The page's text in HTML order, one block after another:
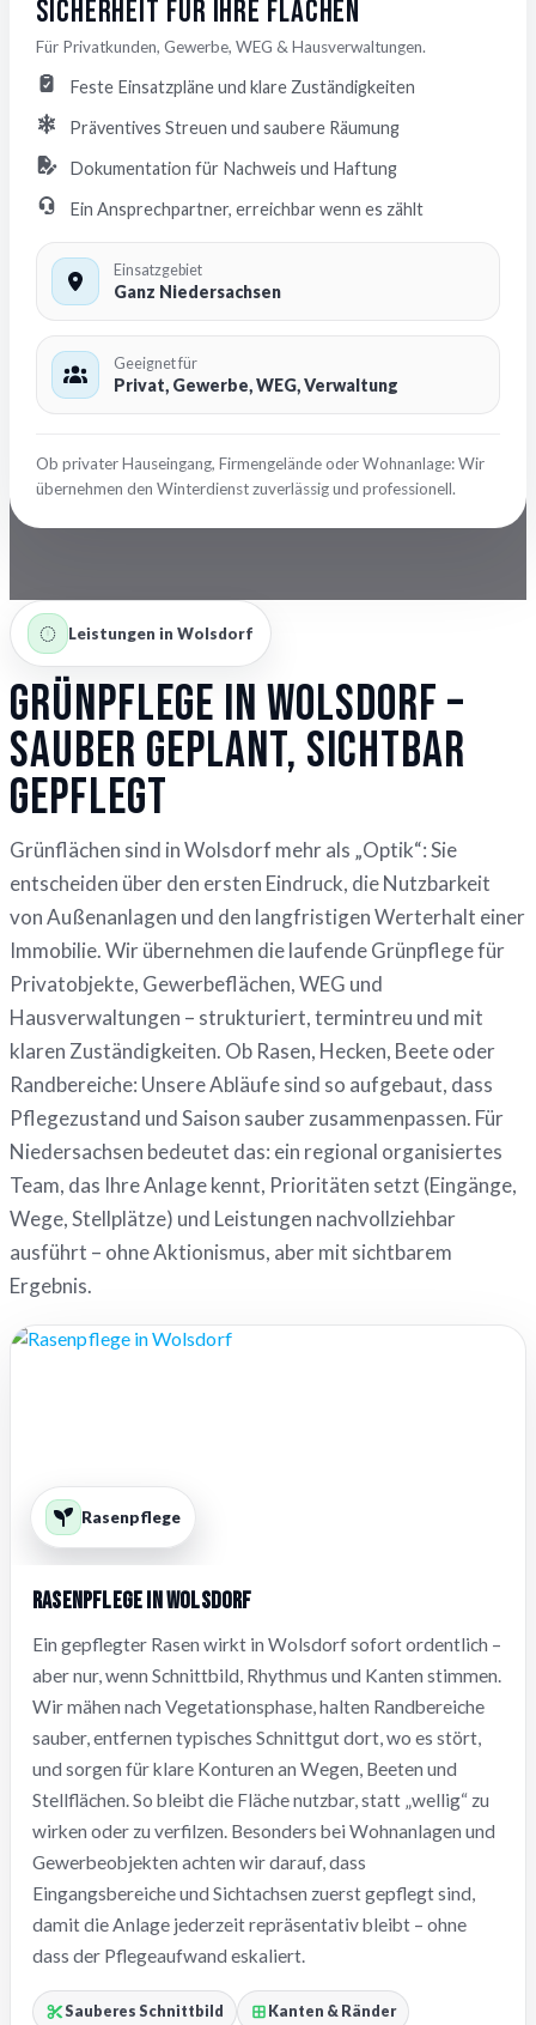
Sicherheit für Ihre Flächen
Für Privatkunden, Gewerbe, WEG & Hausverwaltungen.
Feste Einsatzpläne und klare Zuständigkeiten
Präventives Streuen und saubere Räumung
Dokumentation für Nachweis und Haftung
Ein Ansprechpartner, erreichbar wenn es zählt
Einsatzgebiet
Ganz Niedersachsen
Geeignet für
Privat, Gewerbe, WEG, Verwaltung
Ob privater Hauseingang, Firmengelände oder Wohnanlage: Wir
übernehmen den Winterdienst zuverlässig und professionell.
Leistungen in Wolsdorf
Grünpflege in Wolsdorf –
sauber geplant, sichtbar
gepflegt
Grünflächen sind in Wolsdorf mehr als „Optik“: Sie
entscheiden über den ersten Eindruck, die Nutzbarkeit
von Außenanlagen und den langfristigen Werterhalt einer
Immobilie. Wir übernehmen die laufende Grünpflege für
Privatobjekte, Gewerbeflächen, WEG und
Hausverwaltungen – strukturiert, termintreu und mit
klaren Zuständigkeiten. Ob Rasen, Hecken, Beete oder
Randbereiche: Unsere Abläufe sind so aufgebaut, dass
Pflegezustand und Saison sauber zusammenpassen. Für
Niedersachsen bedeutet das: ein regional organisiertes
Team, das Ihre Anlage kennt, Prioritäten setzt (Eingänge,
Wege, Stellplätze) und Leistungen nachvollziehbar
ausführt – ohne Aktionismus, aber mit sichtbarem
Ergebnis.
Rasenpflege
Rasenpflege in Wolsdorf
Ein gepflegter Rasen wirkt in Wolsdorf sofort ordentlich –
aber nur, wenn Schnittbild, Rhythmus und Kanten stimmen.
Wir mähen nach Vegetationsphase, halten Randbereiche
sauber, entfernen typisches Schnittgut dort, wo es stört,
und sorgen für klare Konturen an Wegen, Beeten und
Stellflächen. So bleibt die Fläche nutzbar, statt „wellig“ zu
wirken oder zu verfilzen. Besonders bei Wohnanlagen und
Gewerbeobjekten achten wir darauf, dass
Eingangsbereiche und Sichtachsen zuerst gepflegt sind,
damit die Anlage jederzeit repräsentativ bleibt – ohne
dass der Pflegeaufwand eskaliert.
Sauberes Schnittbild Kanten & Ränder